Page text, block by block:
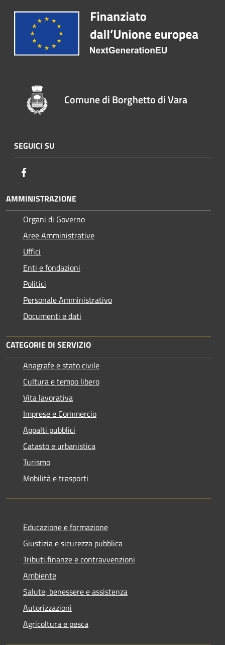
Comune di Borghetto di Vara
SEGUICI SU
AMMINISTRAZIONE
Organi di Governo
Aree Amministrative
Uffici
Enti e fondazioni
Politici
Personale Amministrativo
Documenti e dati
CATEGORIE DI SERVIZIO
Anagrafe e stato civile
Cultura e tempo libero
Vita lavorativa
Imprese e Commercio
Appalti pubblici
Catasto e urbanistica
Turismo
Mobilità e trasporti
Educazione e formazione
Giustizia e sicurezza pubblica
Tributi,finanze e contravvenzioni
Ambiente
Salute, benessere e assistenza
Autorizzazioni
Agricoltura e pesca